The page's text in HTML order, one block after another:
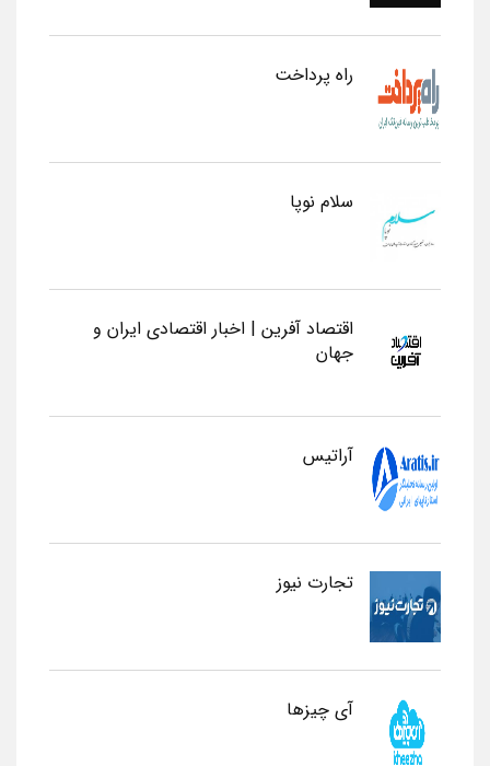
راه پرداخت
سلام نوپا
اقتصاد آفرین | اخبار اقتصادی ایران و
جهان
آراتیس
تجارت نیوز
آی چیزها